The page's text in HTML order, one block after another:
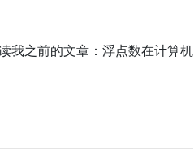
我之前的文章：浮点数在计算机